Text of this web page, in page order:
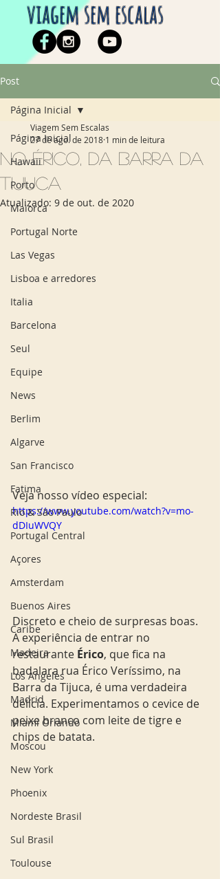
viagem sem escalas
Post
Página Inicial
Hawaii
Porto
Maiorca
Portugal Norte
Las Vegas
Lisboa e arredores
Italia
Barcelona
Seul
Equipe
News
Berlim
Algarve
San Francisco
Fatima
Rio & São Paulo
Portugal Central
Açores
Amsterdam
Buenos Aires
Caribe
Madeira
Los Angeles
Madrid
Miami Orlando
Moscou
New York
Phoenix
Nordeste Brasil
Sul Brasil
Toulouse
Página Inicial
No Érico, da Barra da
Tijuca
Viagem Sem Escalas
27 de ago. de 2018 1 min de leitura
Atualizado: 9 de out. de 2020
Veja nosso vídeo especial:
https://www.youtube.com/watch?v=mo-
dDIuWVQY
Discreto e cheio de surpresas boas.
A experiência de entrar no
restaurante Érico, que fica na
badalara rua Érico Veríssimo, na
Barra da Tijuca, é uma verdadeira
delícia. Experimentamos o cevice de
peixe branco com leite de tigre e
chips de batata.